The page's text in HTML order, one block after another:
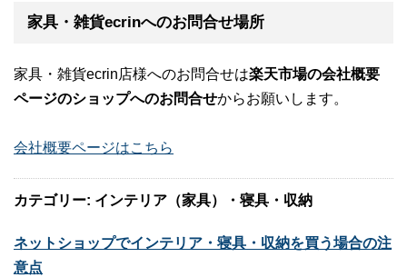
家具・雑貨ecrinへのお問合せ場所
家具・雑貨ecrin店様へのお問合せは楽天市場の会社概要
ページのショップへのお問合せからお願いします。
会社概要ページはこちら
カテゴリー: インテリア（家具）・寝具・収納
ネットショップでインテリア・寝具・収納を買う場合の注
意点